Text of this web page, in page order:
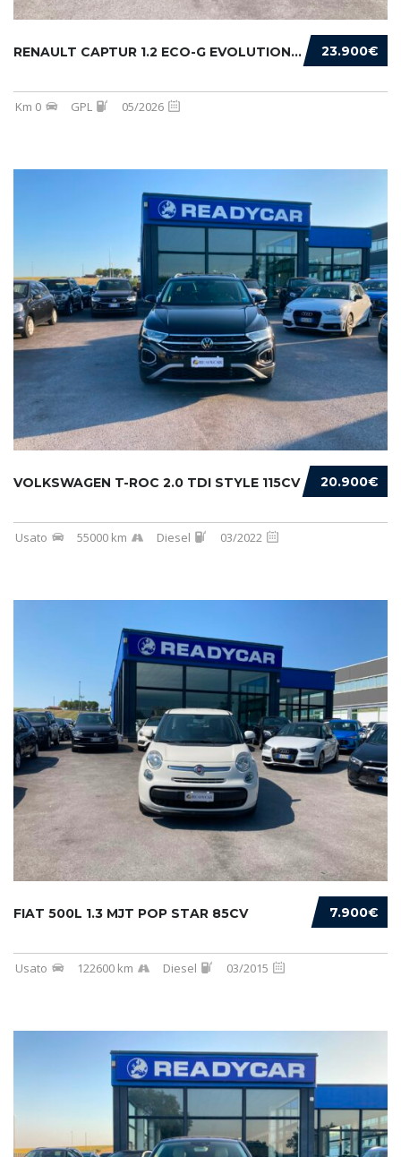
23.900€
RENAULT CAPTUR 1.2 ECO-G EVOLUTION 120CV
Km 0 GPL 05/2026
20.900€
VOLKSWAGEN T-ROC 2.0 TDI STYLE 115CV
Usato 55000 km Diesel 03/2022
7.900€
FIAT 500L 1.3 MJT POP STAR 85CV
Usato 122600 km Diesel 03/2015